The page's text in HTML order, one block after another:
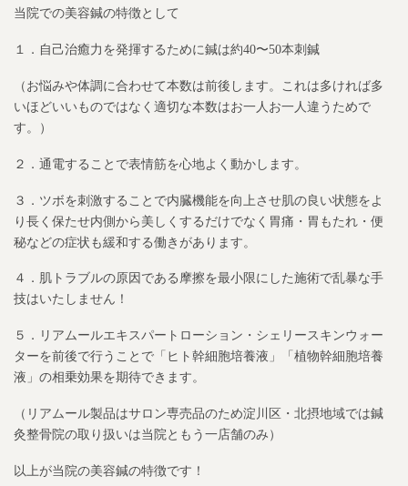
当院での美容鍼の特徴として
１．自己治癒力を発揮するために鍼は約40〜50本刺鍼
（お悩みや体調に合わせて本数は前後します。これは多ければ多
いほどいいものではなく適切な本数はお一人お一人違うためで
す。）
２．通電することで表情筋を心地よく動かします。
３．ツボを刺激することで内臓機能を向上させ肌の良い状態をよ
り長く保たせ内側から美しくするだけでなく胃痛・胃もたれ・便
秘などの症状も緩和する働きがあります。
４．肌トラブルの原因である摩擦を最小限にした施術で乱暴な手
技はいたしません！
５．リアムールエキスパートローション・シェリースキンウォー
ターを前後で行うことで「ヒト幹細胞培養液」「植物幹細胞培養
液」の相乗効果を期待できます。
（リアムール製品はサロン専売品のため淀川区・北摂地域では鍼
灸整骨院の取り扱いは当院ともう一店舗のみ）
以上が当院の美容鍼の特徴です！